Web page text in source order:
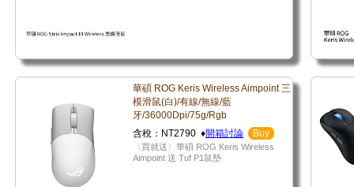
華碩 ROG Keris Wireless Aimpoint 三
模滑鼠(白)/有線/無線/藍
牙/36000Dpi/75g/Rgb
含稅：NT2790 ♦開箱討論 Buy
〈買就送〉華碩 ROG Keris Wireless
Aimpoint 送 Tuf P1鼠墊